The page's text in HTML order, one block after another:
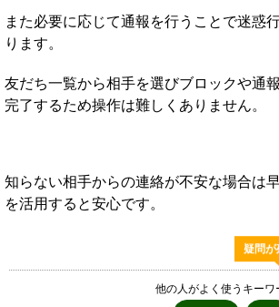
また必要に応じて通報を行うことで迷惑
ります。
友だち一覧から相手を選びブロックや通
完了するため操作は難しくありません。
知らない相手からの連絡が不安な場合は
を活用すると安心です。
疑問が
他の人がよく使うキー